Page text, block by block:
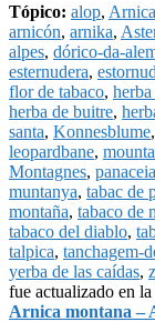
Tópico: alop, Arnica
arnicón, arnika,
alpes, dórico-da-
esternudera,
flor de tabaco,
herba de buitre,
santa, Konnesblume,
leopardbane,
Montagnes,
muntanya, tabac de
montaña, tabaco de
tabaco del diablo,
talpica, tanchagem-
yerba de las caídas,
fue actualizado en la
Arnica montana –